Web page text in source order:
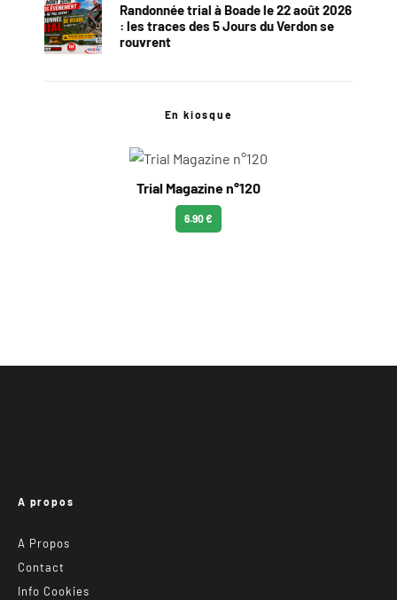
Randonnée trial à Boade le 22 août 2026
: les traces des 5 Jours du Verdon se
rouvrent
En kiosque
Trial Magazine n°120
6.90 €
A propos
A Propos
Contact
Info Cookies